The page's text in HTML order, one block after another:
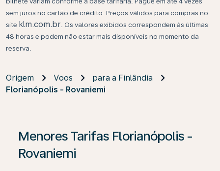
sem juros no cartão de crédito. Preços válidos para compras no
site klm.com.br . Os valores exibidos correspondem às últimas
48 horas e podem não estar mais disponíveis no momento da
reserva.
Origem Voos
para a Finlândia
Florianópolis - Rovaniemi
Menores Tarifas Florianópolis -
Rovaniemi
Se não forem encontrados resultados, clique em